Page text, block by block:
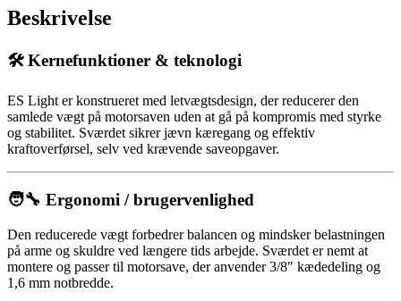
Beskrivelse
🛠️ Kernefunktioner & teknologi
ES Light er konstrueret med letvægtsdesign, der reducerer den
samlede vægt på motorsaven uden at gå på kompromis med styrke
og stabilitet. Sværdet sikrer jævn kæregang og effektiv
kraftoverførsel, selv ved krævende saveopgaver.
🧑‍🔧 Ergonomi / brugervenlighed
Den reducerede vægt forbedrer balancen og mindsker belastningen
på arme og skuldre ved længere tids arbejde. Sværdet er nemt at
montere og passer til motorsave, der anvender 3/8″ kædedeling og
1,6 mm notbredde.